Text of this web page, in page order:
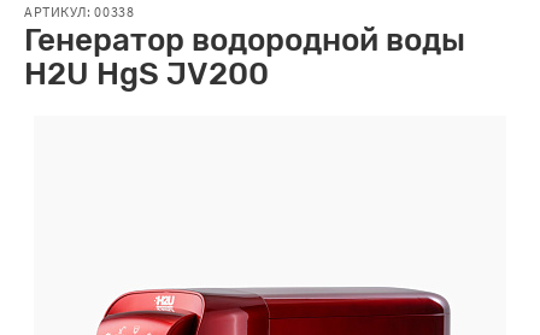
АРТИКУЛ: 00338
Генератор водородной воды
H2U HgS JV200